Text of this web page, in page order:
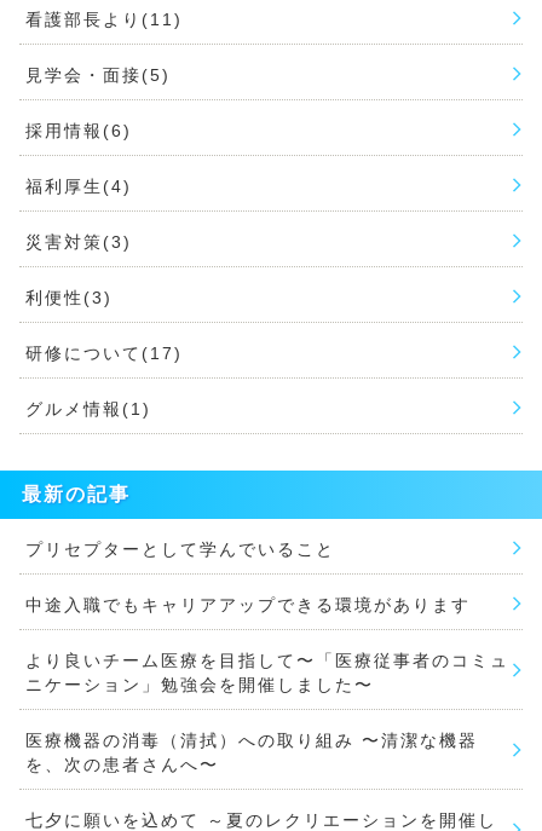
看護部長より(11)
見学会・面接(5)
採用情報(6)
福利厚生(4)
災害対策(3)
利便性(3)
研修について(17)
グルメ情報(1)
最新の記事
プリセプターとして学んでいること
中途入職でもキャリアアップできる環境があります
より良いチーム医療を目指して〜「医療従事者のコミュ
ニケーション」勉強会を開催しました〜
医療機器の消毒（清拭）への取り組み 〜清潔な機器
を、次の患者さんへ〜
七夕に願いを込めて ～夏のレクリエーションを開催し